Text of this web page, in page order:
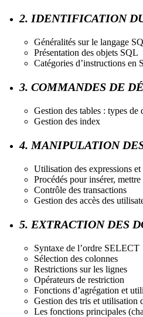
2. IDENTIFICATION
Généralités sur le langage
Présentation des objets SQL
Catégories d’instructions en
3. COMMANDES DE
Gestion des tables : types de
Gestion des index
4. MANIPULATION
Utilisation des expressions
Procédés pour insérer,
Contrôle des transactions
Gestion des accès des
5. EXTRACTION DES
Syntaxe de l’ordre SELECT
Sélection des colonnes
Restrictions sur les lignes
Opérateurs de restriction
Fonctions d’agrégation et
Gestion des tris et utilisation
Les fonctions principales